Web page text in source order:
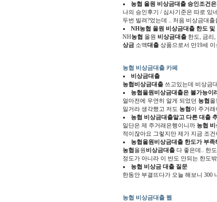
농협 올원 비상금대출 승인조건
나의 승인후기 / 심사기준은 따로 있
두번 빌려?었는데 .. 처음 비상금대
NH농협 올원 비상금대출 한도 및
NH농협 올원 비상금대출 한도, 금리
상금 소액대출 상품으로서 만19세
농협 비상금대출 카페
비상금대출
농협비상금대출 쓰고있는데 비상금
농협올원비상금대출은 불가능이
얼마전에 우연히 알게 되었던농협올
일거라 생각했고 저도농협이 주거
농협 비상금대출말고 다른 대출
일단은 제 주거래은행이니까농협
적이잖아요 그렇지만 제가 지금 조
농협올원비상금대출 한도가 부
농협올원 비상금대출 다 좋은데.. 한
정도가 아니라 이 반도 안되는 한도
농협 비상금 대출 질문
한동안 부결뜨다가 오늘 해보니 300
농협 비상금대출 웹